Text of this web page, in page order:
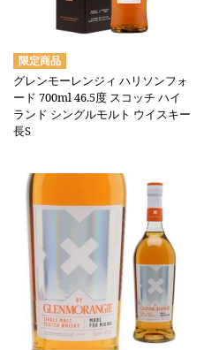
グレンモーレンジィ ハリソンフォ
ード 700ml 46.5度 スコッチ ハイ
ランド シングルモルト ウイスキー
長S